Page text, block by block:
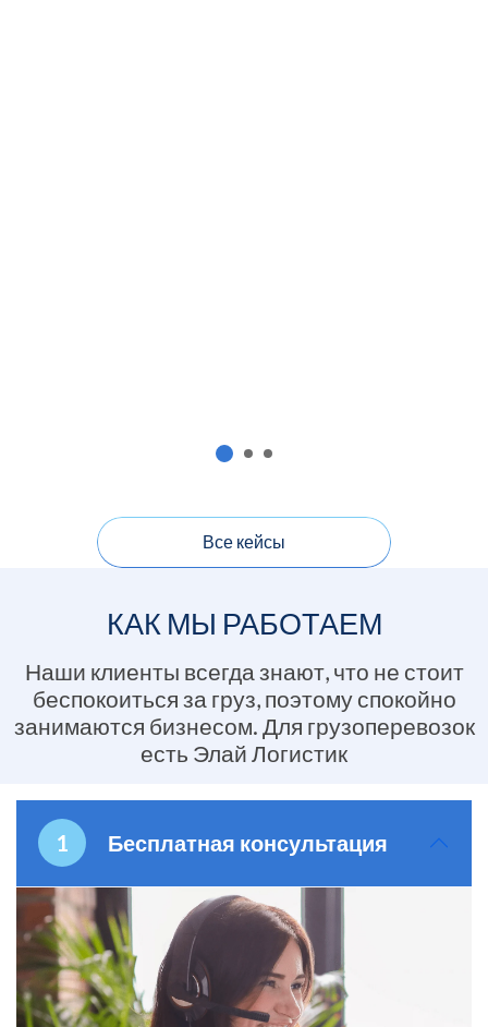
Все кейсы
КАК МЫ РАБОТАЕМ
Наши клиенты всегда знают, что не стоит
беспокоиться за груз, поэтому спокойно
занимаются бизнесом. Для грузоперевозок
есть Элай Логистик
Бесплатная консультация